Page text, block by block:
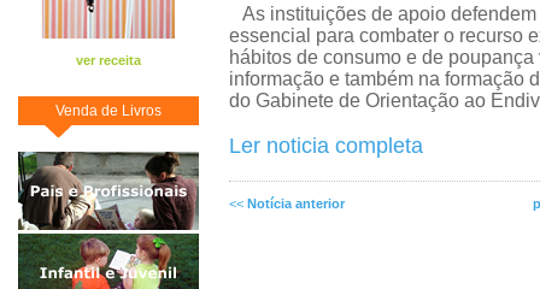
ver receita
Venda de Livros
As instituições de apoio
essencial para combater o recurso
hábitos de consumo e de
informação e também na formação
do Gabinete de Orientação ao
Ler noticia completa
<< Notícia anterior